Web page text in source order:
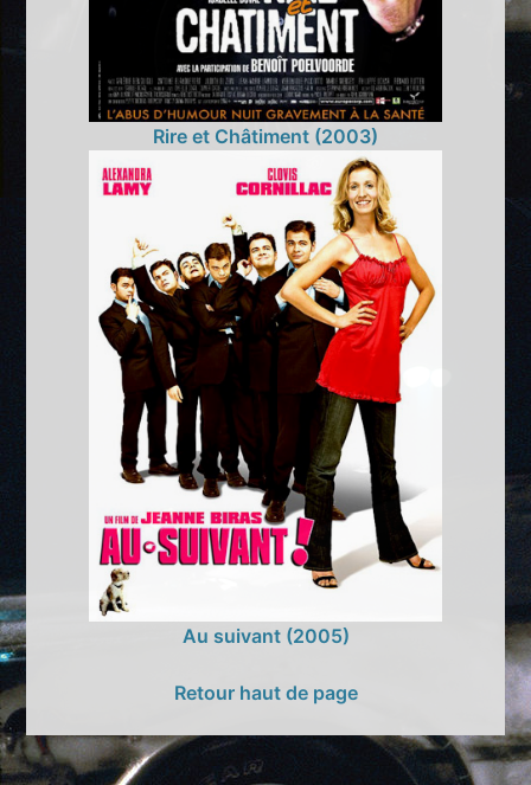
Rire et Châtiment (2003)
Au suivant (2005)
Retour haut de page